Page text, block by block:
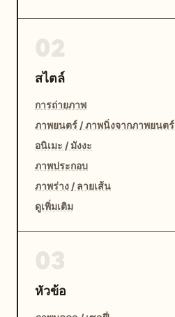
สไตล์
การถ่ายภาพ
ภาพยนตร์ / ภาพนิ่งจากภาพยนตร์
อนิเมะ / มังงะ
ภาพประกอบ
ภาพร่าง / ลายเส้น
ดูเพิ่มเติม
หัวข้อ